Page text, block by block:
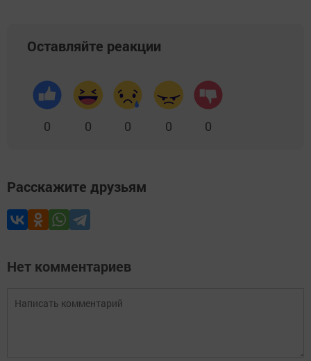
Оставляйте реакции
0 0 0 0 0
Расскажите друзьям
Нет комментариев